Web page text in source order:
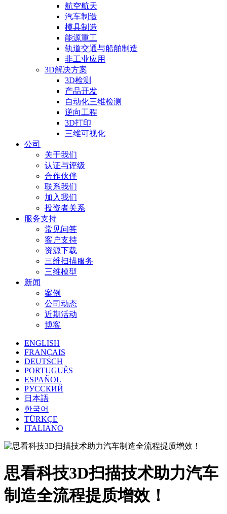
航空航天
汽车制造
模具制造
能源重工
轨道交通与船舶制造
非工业应用
3D解决方案
3D检测
产品开发
自动化三维检测
逆向工程
3D打印
三维可视化
公司
关于我们
认证与评级
合作伙伴
联系我们
加入我们
投资者关系
服务支持
常见问答
客户支持
资源下载
三维扫描服务
三维模型
新闻
案例
公司动态
近期活动
博客
ENGLISH
FRANÇAIS
DEUTSCH
PORTUGUÊS
ESPAÑOL
РУССКИЙ
日本語
한국어
TÜRKÇE
ITALIANO
思看科技3D扫描技术助力汽车
制造全流程提质增效！